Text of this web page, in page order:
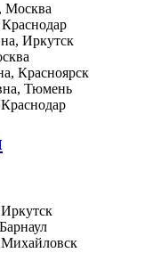
Москва
Иркутск
Красноярск
Тюмень